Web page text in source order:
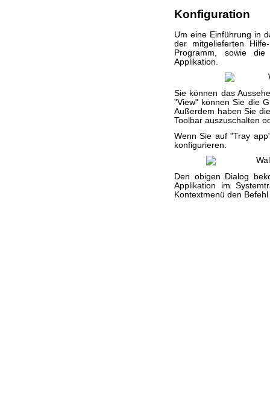
Konfiguration
Um eine Einführung in
der mitgelieferten
Programm, sowie
Applikation.
Sie können das
"View" können Sie die
Außerdem haben Sie
Toolbar auszuschalten
Wenn Sie auf "Tray
konfigurieren.
Den obigen Dialog
Applikation im
Kontextmenü den